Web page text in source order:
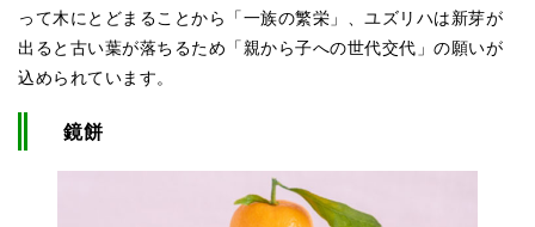
って木にとどまることから「一族の繁栄」、ユズリハは新芽が
出ると古い葉が落ちるため「親から子への世代交代」の願いが
込められています。
鏡餅